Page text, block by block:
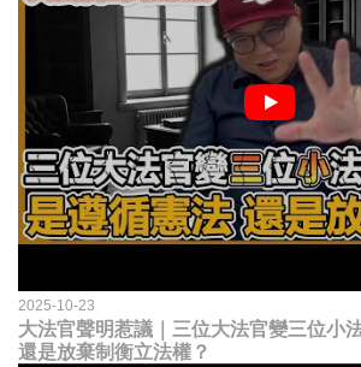
2025-10-23
大法官聲明惹議｜三位大法官變三位小
還是放棄制衡立法權？